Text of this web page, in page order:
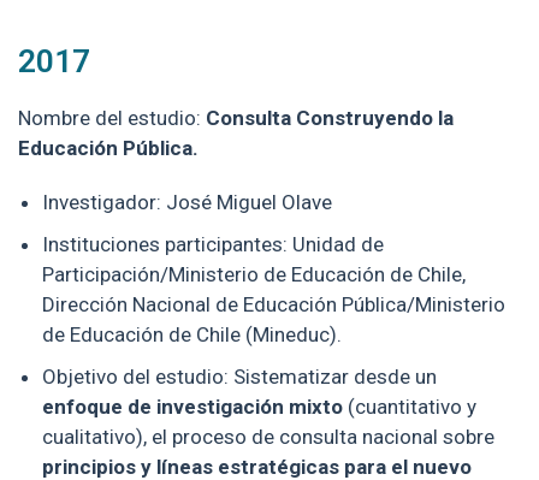
2017
Nombre del estudio: Consulta Construyendo la
Educación Pública.
Investigador: José Miguel Olave
Instituciones participantes: Unidad de
Participación/Ministerio de Educación de Chile,
Dirección Nacional de Educación Pública/Ministerio
de Educación de Chile (Mineduc).
Objetivo del estudio: Sistematizar desde un
enfoque de investigación mixto (cuantitativo y
cualitativo), el proceso de consulta nacional sobre
principios y líneas estratégicas para el nuevo